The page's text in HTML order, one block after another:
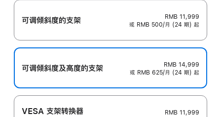
可调倾斜度的支架
RMB 11,999
或 RMB 500/月 (24 期) 起
可调倾斜度及高‍度的支‍架
RMB 14,999
或 RMB 625/月 (24 期) 起
VESA 支架转换器
RMB 11,999